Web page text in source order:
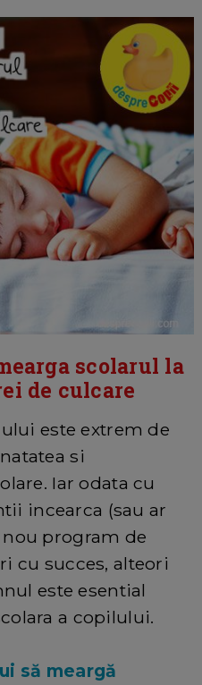
scolarul la
de culcare
este extrem de
si
Iar odata cu
incearca (sau ar
program de
cu succes, alteori
este esential
a copilului.
să meargă